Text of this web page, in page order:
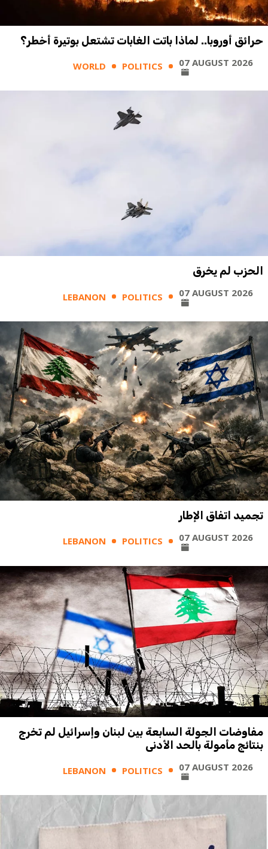
حرائق أوروبا.. لماذا باتت الغابات تشتعل بوتيرة أخطر؟
WORLD POLITICS 07 AUGUST 2026
الحزب لم يخرق
LEBANON POLITICS 07 AUGUST 2026
تجميد اتفاق الإطار
LEBANON POLITICS 07 AUGUST 2026
مفاوضات الجولة السابعة بين لبنان وإسرائيل لم تخرج
بنتائج مأمولة بالحد الأدنى
LEBANON POLITICS 07 AUGUST 2026